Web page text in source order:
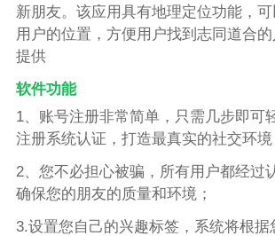
新朋友。该应用具有地理定位功能，
用户的位置，方便用户找到志同道合
提供
软件功能
1、账号注册非常简单，只需几步即可
注册系统认证，打造最真实的社交环境
2、您不必担心被骗，所有用户都经过
确保您的朋友的质量和环境；
3.设置您自己的兴趣标签，系统将根据